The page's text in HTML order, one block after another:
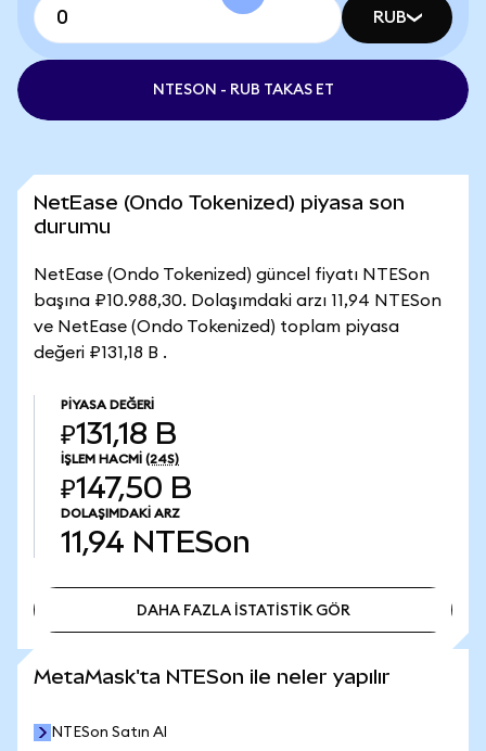
RUB
NTESON - RUB TAKAS ET
NetEase (Ondo Tokenized) piyasa son
durumu
NetEase (Ondo Tokenized) güncel fiyatı NTESon
başına ₽10.988,30. Dolaşımdaki arzı 11,94 NTESon
ve NetEase (Ondo Tokenized) toplam piyasa
değeri ₽131,18 B .
PIYASA DEĞERI
₽131,18 B
İŞLEM HACMI (24S)
₽147,50 B
DOLAŞIMDAKI ARZ
11,94 NTESon
DAHA FAZLA İSTATİSTİK GÖR
MetaMask'ta NTESon ile neler yapılır
NTESon Satın Al